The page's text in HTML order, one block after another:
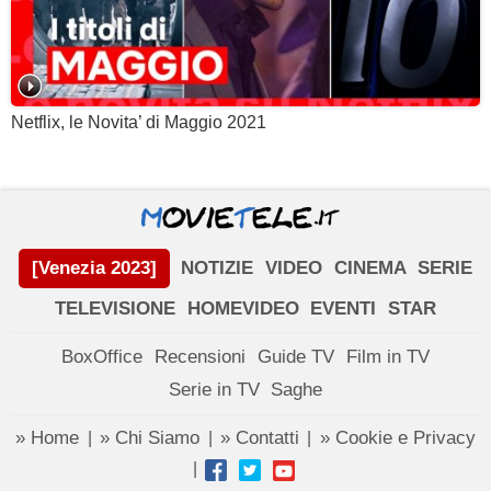
Netflix, le Novita’ di Maggio 2021
[Venezia 2023] NOTIZIE VIDEO CINEMA SERIE
TELEVISIONE
HOMEVIDEO EVENTI STAR
BoxOffice Recensioni Guide TV
Film in TV
Serie in TV Saghe
» Home » Chi Siamo » Contatti » Cookie e Privacy